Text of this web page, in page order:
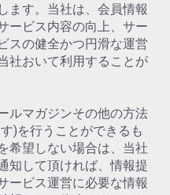
ます。当社は、会員情報
ービス内容の向上、サー
スの健全かつ円滑な運営
社おいて利用することが
ルマガジンその他の方法
)を行うことができるも
希望しない場合は、当社
知して頂ければ、情報提
ービス運営に必要な情報